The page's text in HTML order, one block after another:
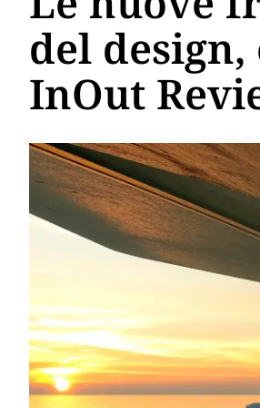
del
InOut